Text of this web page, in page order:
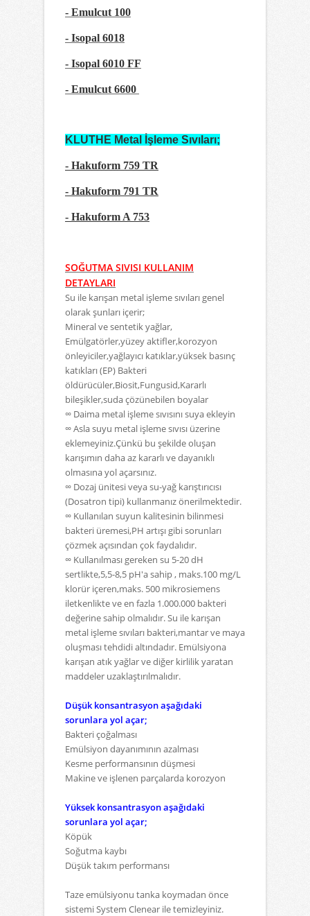
- Emulcut 100
- Isopal 6018
- Isopal 6010 FF
- Emulcut 6600
KLUTHE Metal İşleme Sıvıları;
- Hakuform 759 TR
- Hakuform 791 TR
- Hakuform A 753
SOĞUTMA SIVISI KULLANIM
DETAYLARI
Su ile karışan metal işleme sıvıları genel
olarak şunları içerir;
Mineral ve sentetik yağlar,
Emülgatörler,yüzey aktifler,korozyon
önleyiciler,yağlayıcı katıklar,yüksek basınç
katıkları (EP) Bakteri
öldürücüler,Biosit,Fungusid,Kararlı
bileşikler,suda çözünebilen boyalar
∞ Daima metal işleme sıvısını suya ekleyin
∞ Asla suyu metal işleme sıvısı üzerine
eklemeyiniz.Çünkü bu şekilde oluşan
karışımın daha az kararlı ve dayanıklı
olmasına yol açarsınız.
∞ Dozaj ünitesi veya su-yağ karıştırıcısı
(Dosatron tipi) kullanmanız önerilmektedir.
∞ Kullanılan suyun kalitesinin bilinmesi
bakteri üremesi,PH artışı gibi sorunları
çözmek açısından çok faydalıdır.
∞ Kullanılması gereken su 5-20 dH
sertlikte,5,5-8,5 pH'a sahip , maks.100 mg/L
klorür içeren,maks. 500 mikrosiemens
iletkenlikte ve en fazla 1.000.000 bakteri
değerine sahip olmalıdır.Su ile karışan
metal işleme sıvıları bakteri,mantar ve maya
oluşması tehdidi altındadır. Emülsiyona
karışan atık yağlar ve diğer kirlilik yaratan
maddeler uzaklaştırılmalıdır.
Düşük konsantrasyon aşağıdaki
sorunlara yol açar;
Bakteri çoğalması
Emülsiyon dayanımının azalması
Kesme performansının düşmesi
Makine ve işlenen parçalarda korozyon
Yüksek konsantrasyon aşağıdaki
sorunlara yol açar;
Köpük
Soğutma kaybı
Düşük takım performansı
Taze emülsiyonu tanka koymadan önce
sistemi System Clenear ile temizleyiniz.